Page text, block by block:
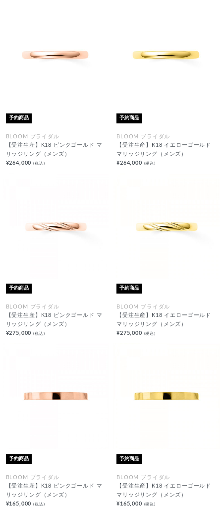
予約商品
BLOOM ブライダル
【受注生産】K18 ピンクゴールド マ
リッジリング（メンズ）
¥264,000(税込)
予約商品
BLOOM ブライダル
【受注生産】K18 イエローゴールド
マリッジリング（メンズ）
¥264,000 (税込)
予約商品
BLOOM ブライダル
【受注生産】K18 ピンクゴールド マ
リッジリング（メンズ）
¥275,000(税込)
予約商品
BLOOM ブライダル
【受注生産】K18 イエローゴールド
マリッジリング（メンズ）
¥275,000 (税込)
予約商品
BLOOM ブライダル
【受注生産】K18 ピンクゴールド マ
リッジリング（メンズ）
¥165,000(税込)
予約商品
BLOOM ブライダル
【受注生産】K18 イエローゴールド
マリッジリング（メンズ）
¥165,000 (税込)